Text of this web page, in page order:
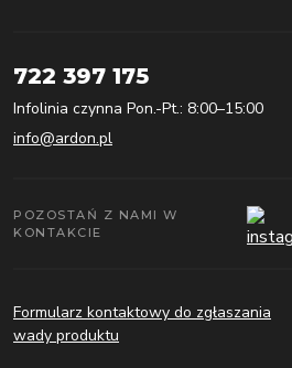
722 397 175
Infolinia czynna Pon.-Pt.: 8:00–15:00
info@ardon.pl
POZOSTAŃ Z NAMI W
KONTAKCIE
Formularz kontaktowy do zgłaszania
wady produktu